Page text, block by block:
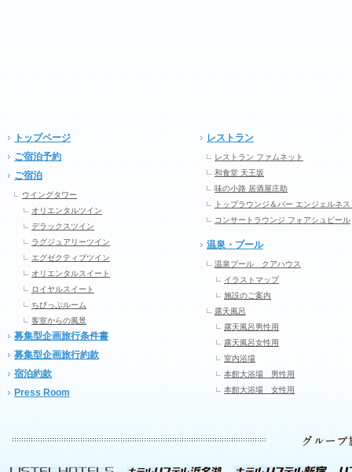
トップページ
ご宿泊予約
ご宿泊
ウイングタワー
オリエンタルツイン
デラックスツイン
ラグジュアリーツイン
エグゼクティブツイン
オリエンタルスイート
ロイヤルスイート
ちびっぷルーム
客室からの風景
募集型企画旅行条件書
募集型企画旅行約款
宿泊約款
Press Room
レストラン
レストラン ファムネット
和食堂 天王坂
味の小路 居酒屋庄助
トップラウンジ＆バー エンジェルネス
コンサートラウンジ フォアシュピール
温泉・プール
温泉プール クアハウス
イラストマップ
施設のご案内
露天風呂
露天風呂男性用
露天風呂女性用
室内浴場
本館大浴場 男性用
本館大浴場 女性用